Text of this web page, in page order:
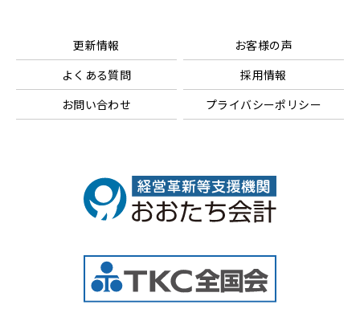
更新情報
お客様の声
よくある質問
採用情報
お問い合わせ
プライバシーポリシー